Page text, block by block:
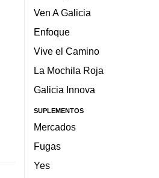
Ven A Galicia
Enfoque
Vive el Camino
La Mochila Roja
Galicia Innova
SUPLEMENTOS
Mercados
Fugas
Yes